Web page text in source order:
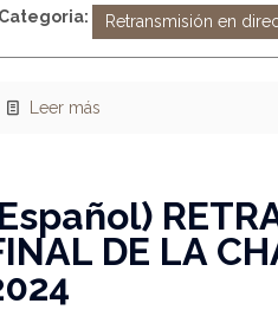
Retransmisión en
Leer más
DE LA